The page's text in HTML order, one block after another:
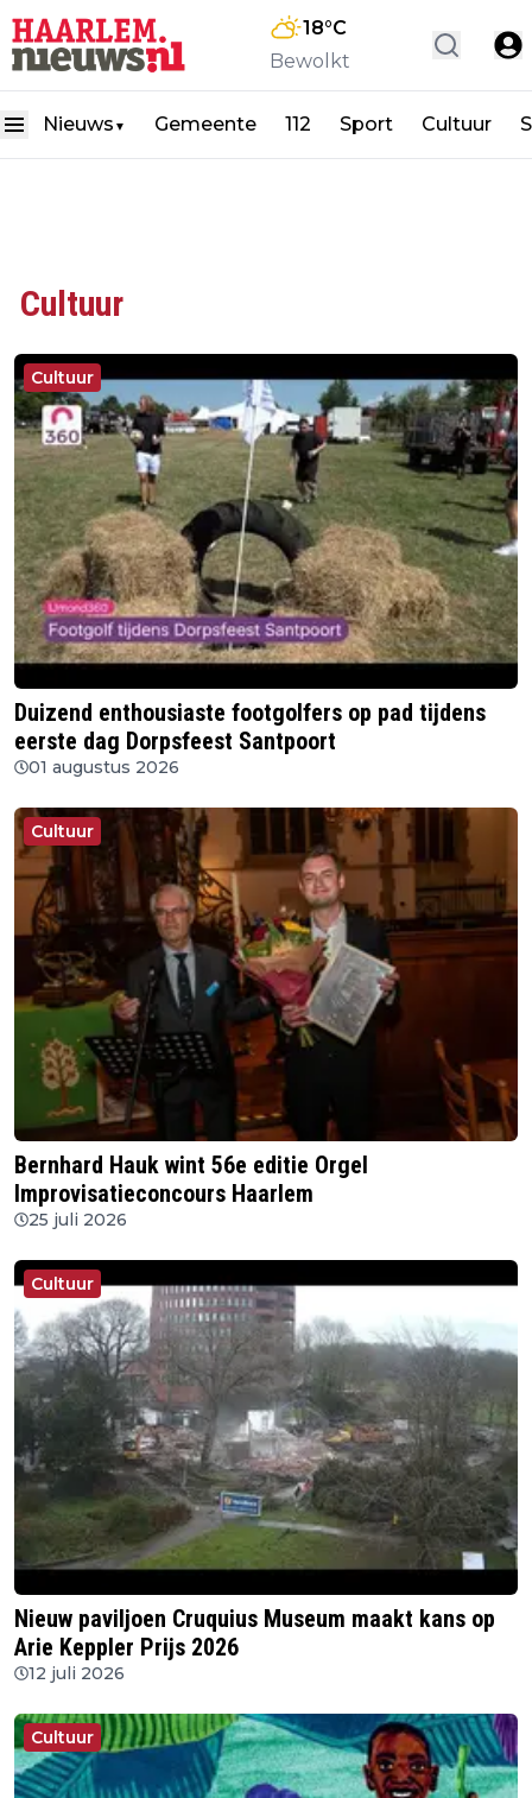
18°C
Bewolkt
Nieuws ▼ Gemeente 112 Sport Cultuur
Cultuur
Cultuur
Duizend enthousiaste footgolfers op pad tijdens
eerste dag Dorpsfeest Santpoort
01 augustus 2026
Cultuur
Bernhard Hauk wint 56e editie Orgel
Improvisatieconcours Haarlem
25 juli 2026
Cultuur
Nieuw paviljoen Cruquius Museum maakt kans op
Arie Keppler Prijs 2026
12 juli 2026
Cultuur